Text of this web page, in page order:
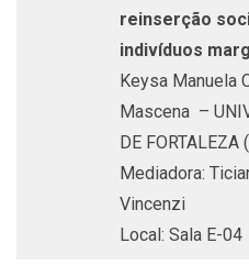
reinserção
indivíduos
Keysa Manuela
Mascena –
DE FORTALEZA
Mediadora:
Vincenzi
Local: Sala E-04